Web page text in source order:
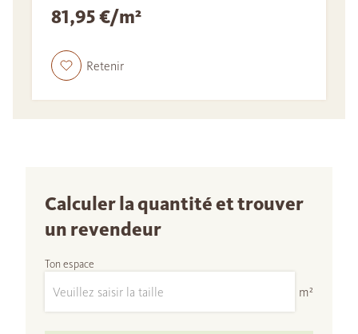
81,95 €/m²
Retenir
Calculer la quantité et trouver
un revendeur
Ton espace
m²